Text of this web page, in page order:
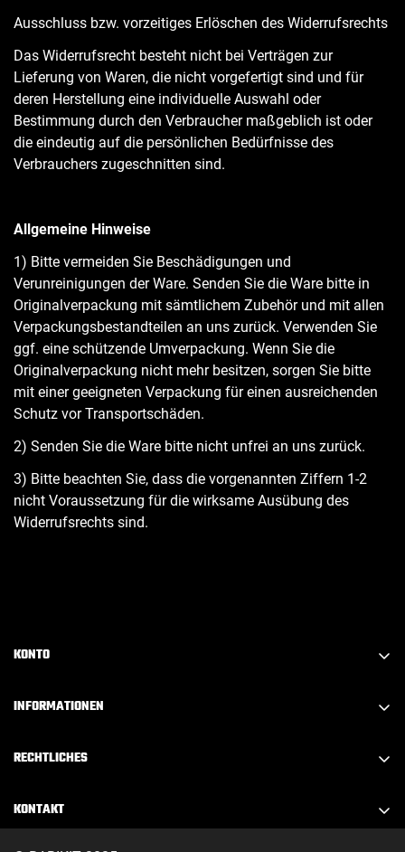
Ausschluss bzw. vorzeitiges Erlöschen des Widerrufsrechts
Das Widerrufsrecht besteht nicht bei Verträgen zur
Lieferung von Waren, die nicht vorgefertigt sind und für
deren Herstellung eine individuelle Auswahl oder
Bestimmung durch den Verbraucher maßgeblich ist oder
die eindeutig auf die persönlichen Bedürfnisse des
Verbrauchers zugeschnitten sind.
Allgemeine Hinweise
1) Bitte vermeiden Sie Beschädigungen und
Verunreinigungen der Ware. Senden Sie die Ware bitte in
Originalverpackung mit sämtlichem Zubehör und mit allen
Verpackungsbestandteilen an uns zurück. Verwenden Sie
ggf. eine schützende Umverpackung. Wenn Sie die
Originalverpackung nicht mehr besitzen, sorgen Sie bitte
mit einer geeigneten Verpackung für einen ausreichenden
Schutz vor Transportschäden.
2) Senden Sie die Ware bitte nicht unfrei an uns zurück.
3) Bitte beachten Sie, dass die vorgenannten Ziffern 1-2
nicht Voraussetzung für die wirksame Ausübung des
Widerrufsrechts sind.
KONTO
Abmelden
Mein Warenkorb
INFORMATIONEN
Kontakt
Downloads
RECHTLICHES
KONTAKT